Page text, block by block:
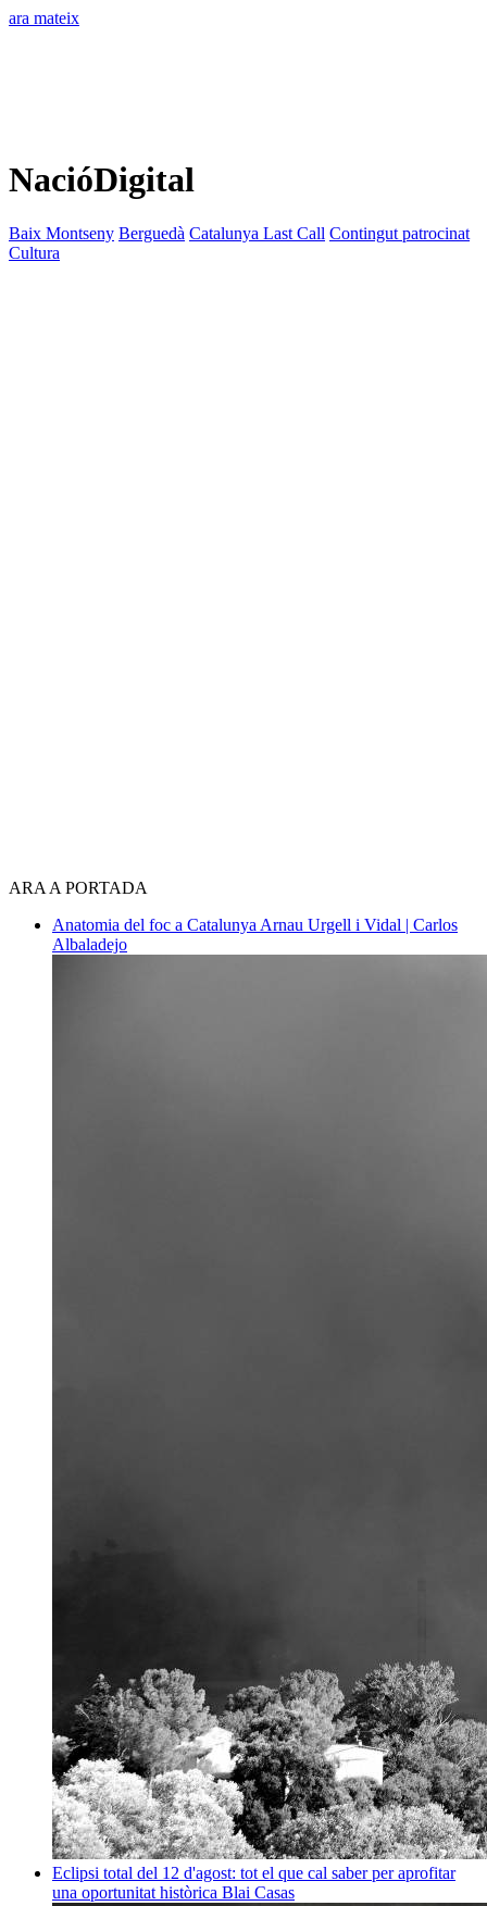
ara mateix
NacióDigital
Baix Montseny Berguedà Catalunya Last Call Contingut patrocinat
Cultura
ARA A PORTADA
Anatomia del foc a Catalunya Arnau Urgell i Vidal | Carlos
Albaladejo
Eclipsi total del 12 d'agost: tot el que cal saber per aprofitar
una oportunitat històrica Blai Casas